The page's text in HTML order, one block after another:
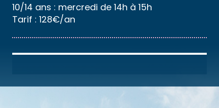
10/14 ans : mercredi de 14h à 15h
Tarif : 128€/an